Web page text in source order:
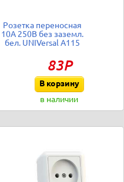
Розетка переносная
10А 250В без заземл.
бел. UNIVersal А115
83Р
В корзину
в наличии